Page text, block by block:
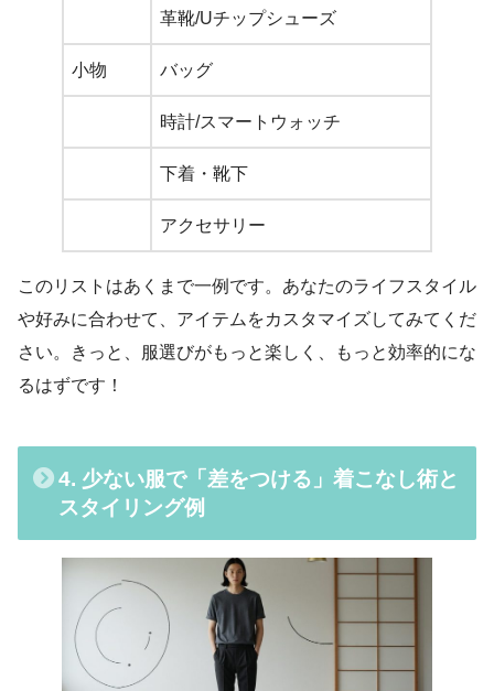
革靴/Uチップシューズ
小物 バッグ
時計/スマートウォッチ
下着・靴下
アクセサリー
このリストはあくまで一例です。あなたのライフスタイル
や好みに合わせて、アイテムをカスタマイズしてみてくだ
さい。きっと、服選びがもっと楽しく、もっと効率的にな
るはずです！
4. 少ない服で「差をつける」着こなし術と
スタイリング例